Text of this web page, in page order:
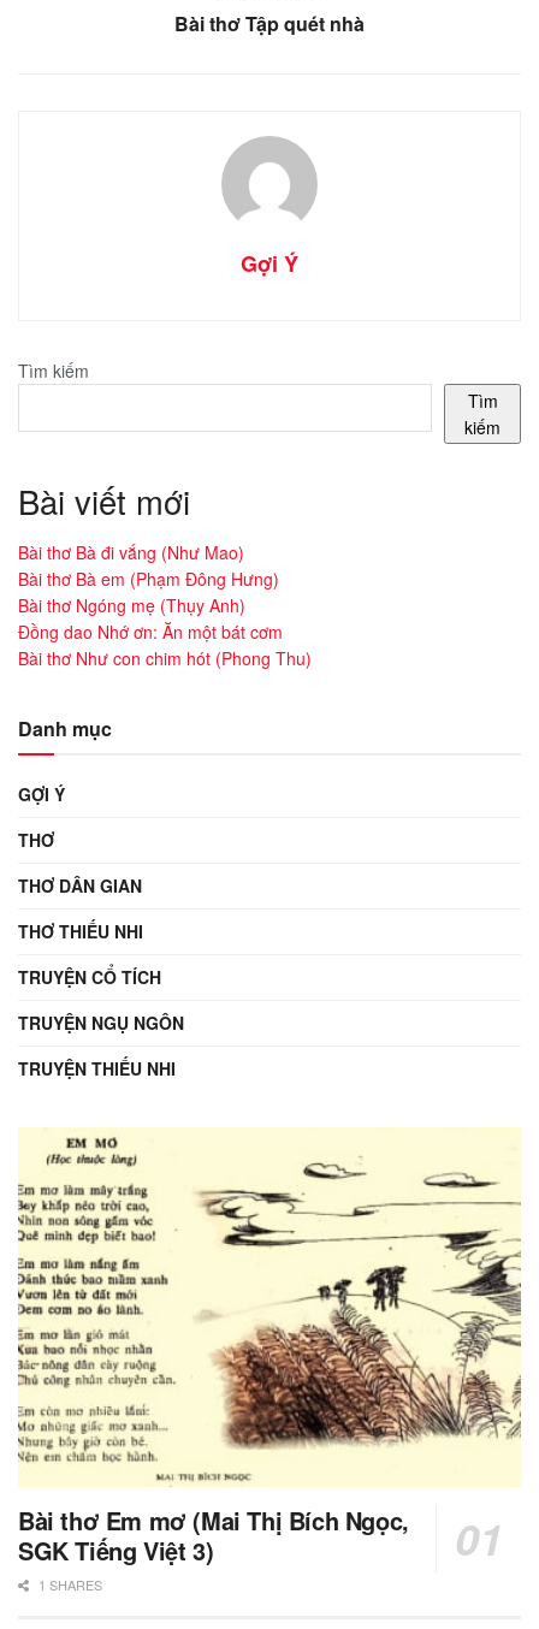
Bài thơ Tập quét nhà
Gợi Ý
Tìm kiếm
Tìm
kiếm
Bài viết mới
Bài thơ Bà đi vắng (Như Mao)
Bài thơ Bà em (Phạm Đông Hưng)
Bài thơ Ngóng mẹ (Thụy Anh)
Đồng dao Nhớ ơn: Ăn một bát cơm
Bài thơ Như con chim hót (Phong Thu)
Danh mục
GỢI Ý
THƠ
THƠ DÂN GIAN
THƠ THIẾU NHI
TRUYỆN CỔ TÍCH
TRUYỆN NGỤ NGÔN
TRUYỆN THIẾU NHI
Bài thơ Em mơ (Mai Thị Bích Ngọc,
SGK Tiếng Việt 3)
1 SHARES